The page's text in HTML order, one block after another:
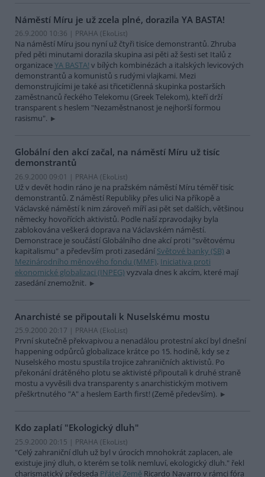
Náměstí Míru je už zcela plné, dorazila YA BASTA!
26.9.2000 10:36 | PRAHA (EkoList)
Na náměstí Míru jsou nyní už čtyři tisíce demonstrantů. Zhruba
před pěti minutami dorazila skupina asi pěti až šesti set Italů z
organizaceYA BASTA! v bílých kombinézách a italských levicových
demonstrantů a komunistů s rudými vlajkami. Mezi
demonstrujícími je také asi třicetičlenná skupinka postarších
zaměstnanců řeckého Telekomu (Greek Telekom), kteří drží
transparent s heslem "Nezaměstnanost je nejhorší formou
rasismu".
Globální den akcí začal, na náměstí Míru už tisíc
demonstrantů
26.9.2000 09:01 | PRAHA (EkoList)
Už v devět hodin ráno je na pražském náměstí Míru téměř tisíc
demonstrantů. Z náměstí Republiky přes ulici Na příkopě a
Václavské náměstí k nim zároveň míří asi pět set dalších, většinou
německy hovořících aktivistů. Podle naší zpravodajky byla
zablokována veškerá doprava na Václavském náměstí.
Demonstrace je součástí Globálního dne akcí proti "světovému
kapitalismu" a především proti zasedání Světové banky (SB) a
Mezinárodního měnového fondu (MMF). Iniciativa proti
ekonomické globalizaci (INPEG) vyzvala dnes k akcím, které mají
zasedání znemožnit.
Anarchisté se připoutali k Nuselskému mostu
25.9.2000 20:17 | PRAHA (EkoList)
První skutečně překvapivou a nenadálou protestní akcí byl dnešní
happening odpůrců globalizace krátce po 15. hodině, kdy se z
Nuselského mostu spustila trojice zahraničních aktivistů. Po
překonání drátěného plotu se aktivisté připoutali k druhé straně
mostu a vyvěsili dva transparenty s anarchistickým motivem
přeškrtnutého "A" a heslem Earth first! (Země především).
Kdo zaplatí "Ekologický dluh"
25.9.2000 20:15 | PRAHA (EkoList)
"Celý zahraniční dluh už byl v úrocích mnohokrát zaplacen, ale
existuje jiný dluh, o kterém se tolik nemluví, ekologický dluh." řekl
charismatický předseda Přátel Země Ricardo Navarro v rámci fóra